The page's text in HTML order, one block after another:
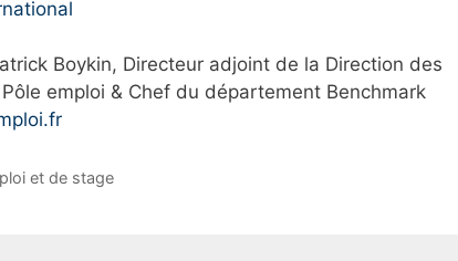
Boykin, Directeur adjoint de la Direction des
emploi & Chef du département Benchmark
et de stage